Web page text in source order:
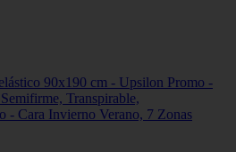
90x190 cm - Upsilon Promo -
Transpirable,
- Cara Invierno Verano, 7 Zonas